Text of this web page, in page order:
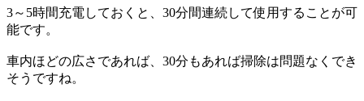
3～5時間充電しておくと、30分間連続して使用することが可
能です。
車内ほどの広さであれば、30分もあれば掃除は問題なくでき
そうですね。